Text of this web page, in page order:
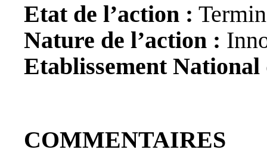
Etat de l’action :
Nature de l’action :
Etablissement
COMMENTAIRES